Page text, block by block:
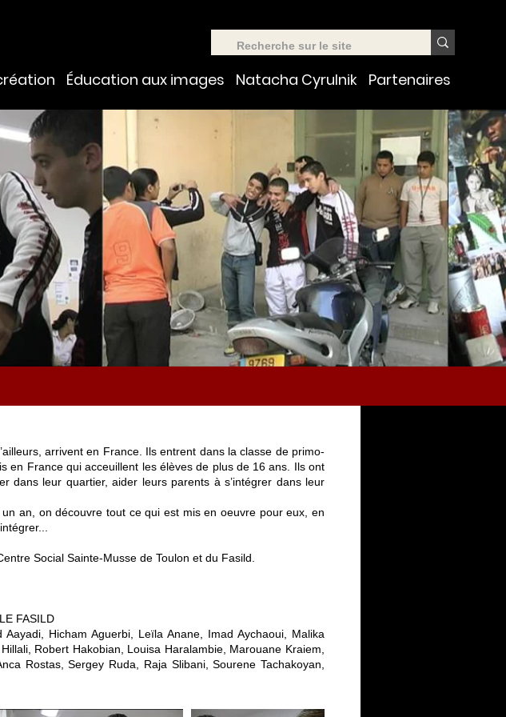
Éducation aux images Natacha Cyrulnik Partenaires
arrivent en France. Ils entrent dans la classe de primo-
en France qui acceuillent les élèves de plus de 16 ans. Ils ont
dans leur quartier, aider leurs parents à s’intégrer dans leur
an, on découvre tout ce qui est mis en oeuvre pour eux, en
Social Sainte-Musse de Toulon et du Fasild.
FASILD
Hicham Aguerbi, Leïla Anane, Imad Aychaoui, Malika
Robert Hakobian, Louisa Haralambie, Marouane Kraiem,
Rostas, Sergey Ruda, Raja Slibani, Sourene Tachakoyan,